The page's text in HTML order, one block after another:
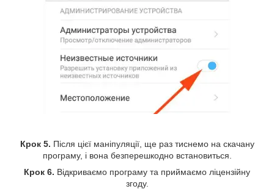
Крок 5. Після цієї маніпуляції, ще раз тиснемо на скачану
програму, і вона безперешкодно встановиться.
Крок 6. Відкриваємо програму та приймаємо ліцензійну
згоду.